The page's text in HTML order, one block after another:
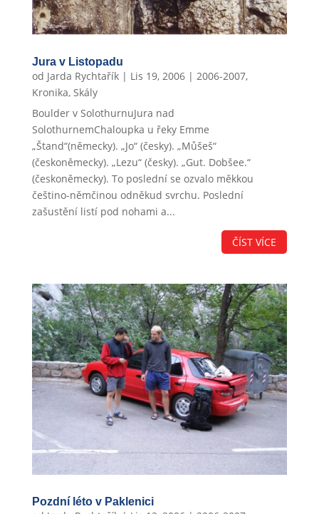
Jura v Listopadu
od Jarda Rychtařík| Lis 19, 2006| 2006-2007,
Kronika, Skály
Boulder v SolothurnuJura nad
SolothurnemChaloupka u řeky Emme
„Štand“(německy). „Jo“ (česky). „Můšeš“
(českoněmecky). „Lezu“ (česky). „Gut. Dobšee.“
(českoněmecky). To poslední se ozvalo měkkou
češtino-němčinou odněkud svrchu. Poslední
zašustění listí pod nohami a...
ČÍST VÍCE
Pozdní léto v Paklenici